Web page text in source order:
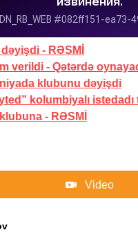
- RƏSMİ
verildi - Qətərdə
klubunu dəyişdi
kolumbiyalı
- RƏSMİ
Video